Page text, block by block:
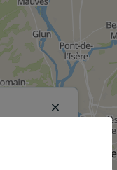
Close